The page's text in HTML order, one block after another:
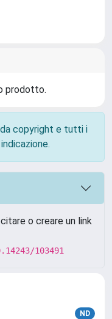
prodotto.
copyright e tutti i
o creare un link
103491
ND